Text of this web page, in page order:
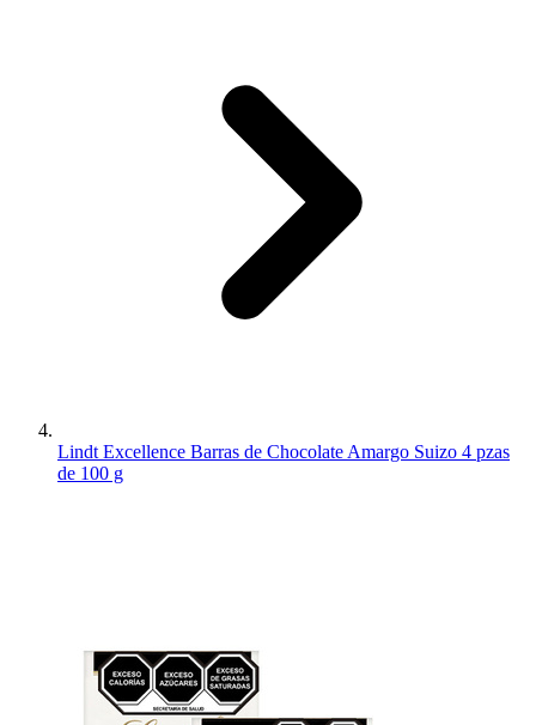
Lindt Excellence Barras de Chocolate Amargo Suizo 4 pzas
de 100 g